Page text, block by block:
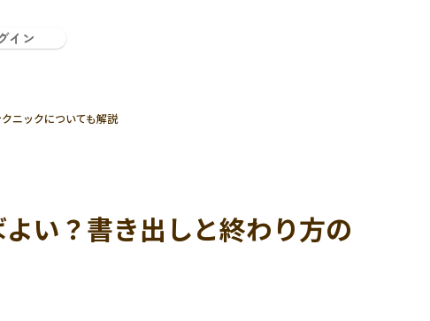
イン
ニックについても解説
い？書き出しと終わり方の